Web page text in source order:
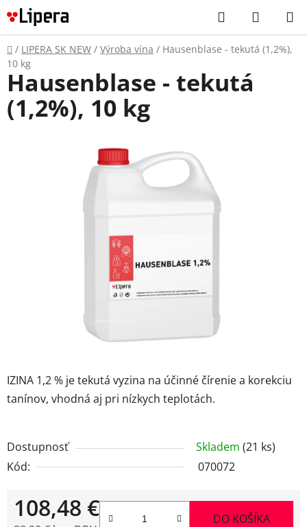
Prejsť
na
obsah
Hľadať
KOŠÍK
Domov
/ LIPERA SK NEW / Výroba vína / Hausenblase - tekutá (1,2%),
10 kg
IZINA 1,2 % je tekutá vyzina na účinné čírenie a korekciu
tanínov, vhodná aj pri nízkych teplotách.
Dostupnosť Skladem (21 ks)
Kód:
070072
108,48 € DO KOŠÍKA
Hausenblase - tekutá
(1,2%), 10 kg